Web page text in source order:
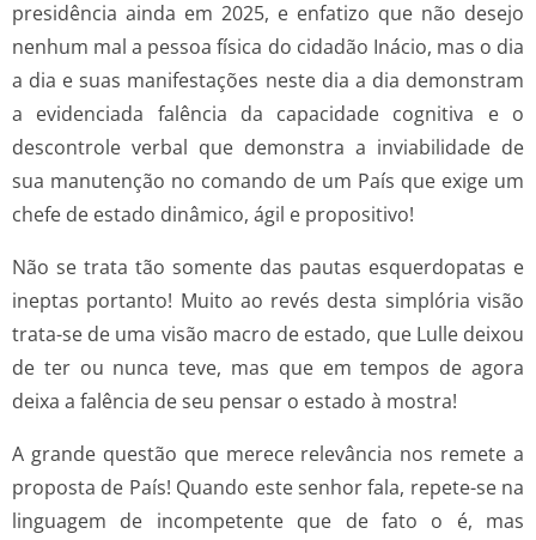
presidência ainda em 2025, e enfatizo que não desejo
nenhum mal a pessoa física do cidadão Inácio, mas o dia
a dia e suas manifestações neste dia a dia demonstram
a evidenciada falência da capacidade cognitiva e o
descontrole verbal que demonstra a inviabilidade de
sua manutenção no comando de um País que exige um
chefe de estado dinâmico, ágil e propositivo!
Não se trata tão somente das pautas esquerdopatas e
ineptas portanto! Muito ao revés desta simplória visão
trata-se de uma visão macro de estado, que Lulle deixou
de ter ou nunca teve, mas que em tempos de agora
deixa a falência de seu pensar o estado à mostra!
A grande questão que merece relevância nos remete a
proposta de País! Quando este senhor fala, repete-se na
linguagem de incompetente que de fato o é, mas